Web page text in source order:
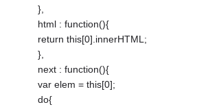
},
html : function(){
return this[0].innerHTML;
},
next : function(){
var elem = this[0];
do{